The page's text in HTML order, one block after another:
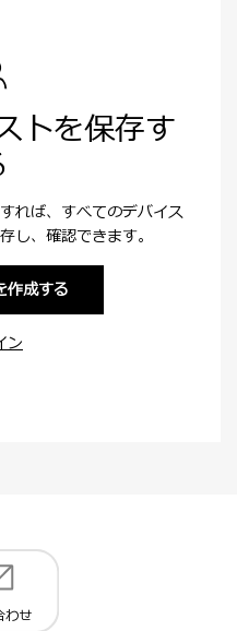
トを保存す
れば、すべてのデバイス
し、確認できます。
作成する
ン
わせ